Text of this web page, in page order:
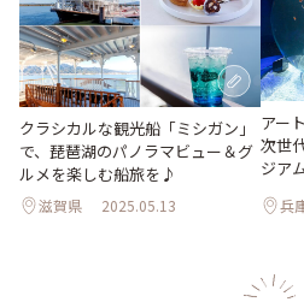
クラシカルな観光船「ミシガン」
で、琵琶湖のパノラマビュー＆グ
ルメを楽しむ船旅を♪
滋賀県 2025.05.13
アー
次世
ジア
兵